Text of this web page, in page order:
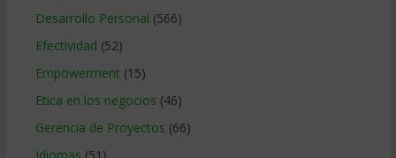
Desarrollo Personal (566)
Efectividad (52)
Empowerment (15)
Etica en los negocios (46)
Gerencia de Proyectos (66)